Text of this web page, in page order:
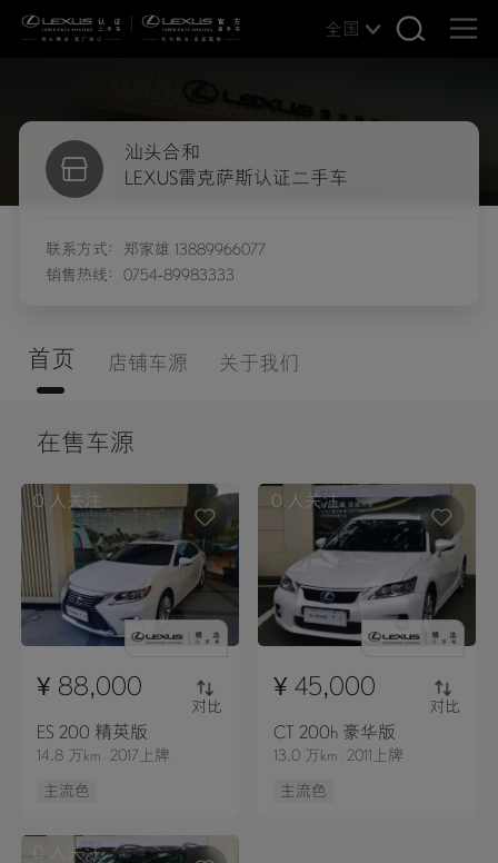
全国
汕头合和
LEXUS雷克萨斯认证二手车
联系方式：郑家雄 13889966077
销售热线：0754-89983333
首页 店铺车源 关于我们
在售车源
0 人关注
¥ 88,000
对比
ES 200 精英版
14.8 万km 2017上牌
主流色
0 人关注
¥ 45,000
对比
CT 200h 豪华版
13.0 万km 2011上牌
主流色
0 人关注